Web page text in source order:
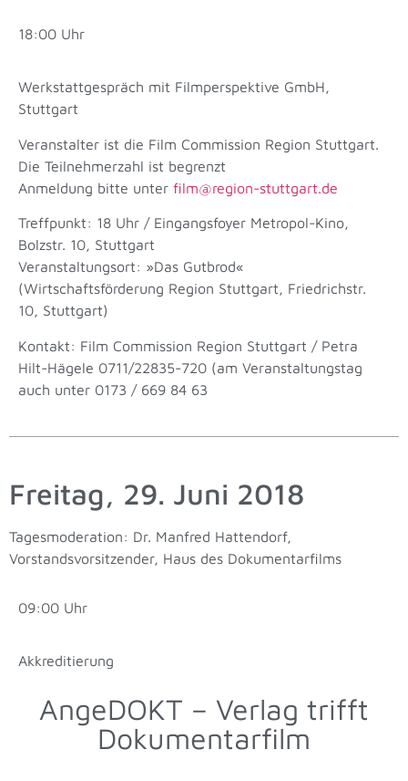
18:00 Uhr
Werkstattgespräch mit Filmperspektive GmbH,
Stuttgart
Veranstalter ist die Film Commission Region Stuttgart.
Die Teilnehmerzahl ist begrenzt
Anmeldung bitte unter film@region-stuttgart.de
Treffpunkt: 18 Uhr / Eingangsfoyer Metropol-Kino,
Bolzstr. 10, Stuttgart
Veranstaltungsort: »Das Gutbrod«
(Wirtschaftsförderung Region Stuttgart, Friedrichstr.
10, Stuttgart)
Kontakt: Film Commission Region Stuttgart / Petra
Hilt-Hägele 0711/22835-720 (am Veranstaltungstag
auch unter 0173 / 669 84 63
Freitag, 29. Juni 2018
Tagesmoderation: Dr. Manfred Hattendorf,
Vorstandsvorsitzender, Haus des Dokumentarfilms
09:00 Uhr
Akkreditierung
AngeDOKT – Verlag trifft
Dokumentarfilm